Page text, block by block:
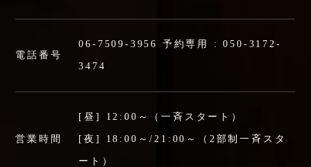
電話番号
06-7509-3956 予約専用 :050-3172-
3474
営業時間
[昼] 12:00～（一斉スタート）
[夜] 18:00～/21:00～（2部制一斉スタ
ート）